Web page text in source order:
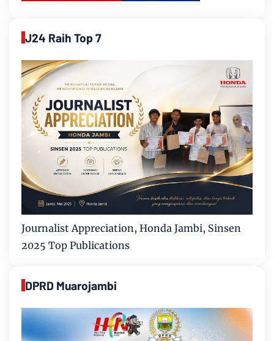
J24 Raih Top 7
Journalist Appreciation, Honda Jambi, Sinsen
2025 Top Publications
DPRD Muarojambi